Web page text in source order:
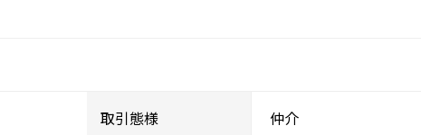
取引態様 仲介